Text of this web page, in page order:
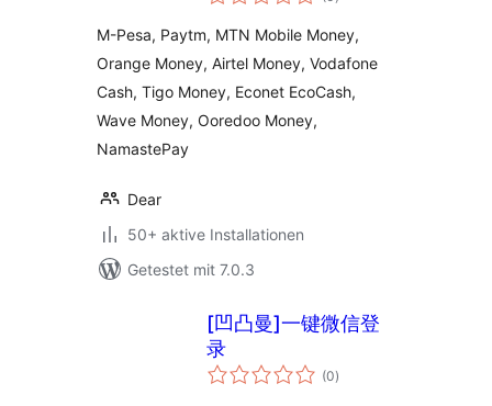
M-Pesa, Paytm, MTN Mobile Money,
Orange Money, Airtel Money, Vodafone
Cash, Tigo Money, Econet EcoCash,
Wave Money, Ooredoo Money,
NamastePay
Dear
50+ aktive Installationen
Getestet mit 7.0.3
[凹凸曼]一键微信登
录
(0Bewertungen
insgesamt
)